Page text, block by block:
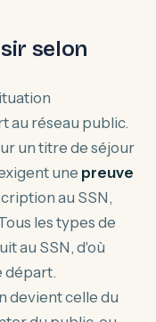
selon
au réseau public.
un titre de séjour
une preuve
au SSN,
les types de
au SSN, d'où
départ.
devient celle du